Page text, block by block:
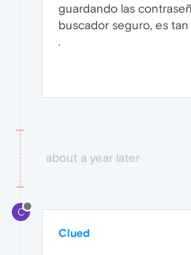
guardando las
buscador seguro, es
.
about a year later
C
Clued